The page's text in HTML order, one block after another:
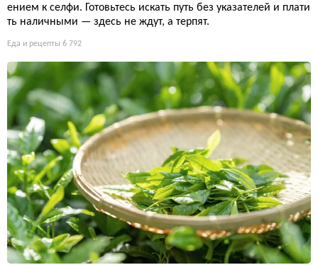
ением к селфи. Готовьтесь искать путь без указателей и плати
ть наличными — здесь не ждут, а терпят.
Еда и рецепты 6 792